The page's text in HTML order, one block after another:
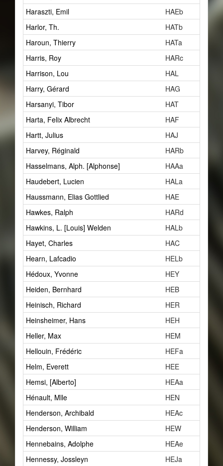
Haraszti, Emil
HAEb
Harlor, Th.
HATb
Haroun, Thierry
HATa
Harris, Roy
HARc
Harrison, Lou
HAL
Harry, Gérard
HAG
Harsanyi, Tibor
HAT
Harta, Felix Albrecht
HAF
Hartt, Julius
HAJ
Harvey, Réginald
HARb
Hasselmans, Alph. [Alphonse]
HAAa
Haudebert, Lucien
HALa
Haussmann, Elias Gottlied
HAE
Hawkes, Ralph
HARd
Hawkins, L. [Louis] Welden
HALb
Hayet, Charles
HAC
Hearn, Lafcadio
HELb
Hédoux, Yvonne
HEY
Heiden, Bernhard
HEB
Heinisch, Richard
HER
Heinsheimer, Hans
HEH
Heller, Max
HEM
Hellouin, Frédéric
HEFa
Helm, Everett
HEE
Hemsi, [Alberto]
HEAa
Hénault, Mlle
HEN
Henderson, Archibald
HEAc
Henderson, William
HEW
Hennebains, Adolphe
HEAe
Hennessy, Jossleyn
HEJa